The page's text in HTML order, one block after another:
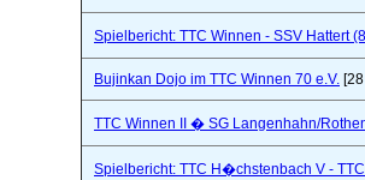
Spielbericht: TTC Winnen - SSV Hattert
Bujinkan Dojo im TTC Winnen 70 e.V.
TTC Winnen II � SG Langenhahn/
Spielbericht: TTC H�chstenbach V -